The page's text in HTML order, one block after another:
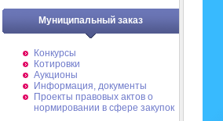
Муниципальный заказ
Конкурсы
Котировки
Аукционы
Информация, документы
Проекты правовых актов о
нормировании в сфере закупок